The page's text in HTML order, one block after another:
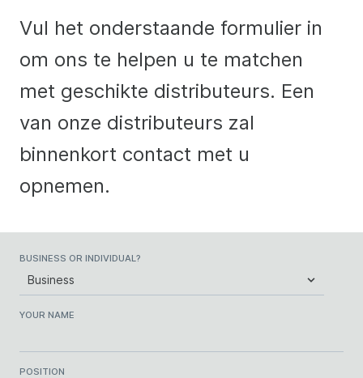
Vul het onderstaande formulier in
om ons te helpen u te matchen
met geschikte distributeurs. Een
van onze distributeurs zal
binnenkort contact met u
opnemen.
BUSINESS OR INDIVIDUAL?
YOUR NAME
POSITION